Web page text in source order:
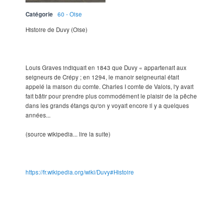
Catégorie
60 - Oise
Histoire de Duvy (Oise)
Louis Graves indiquait en 1843 que Duvy « appartenait aux
seigneurs de Crépy ; en 1294, le manoir seigneurial était
appelé la maison du comte. Charles I comte de Valois, l'y avait
fait bâtir pour prendre plus commodément le plaisir de la pêche
dans les grands étangs qu'on y voyait encore il y a quelques
années...
(source wikipedia... lire la suite)
https://fr.wikipedia.org/wiki/Duvy#Histoire